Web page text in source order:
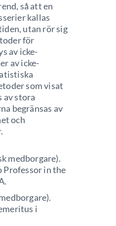
så att en
kallas
utan rör sig
för
av icke-
av icke-
som visat
av stora
begränsas av
och
medborgare).
in the
i